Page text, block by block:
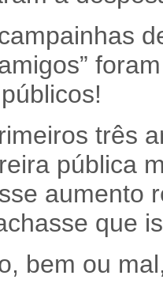
três
pública
aumento
que
bem ou